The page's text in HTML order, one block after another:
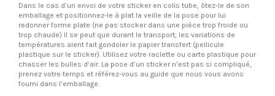
Dans le cas d’un envoi de votre sticker en colis tube, ôtez-le de son
emballage et positionnez-le à plat la veille de la pose pour lui
redonner forme plate (ne pas stocker dans une pièce trop froide ou
trop chaude) Il se peut que durant le transport, les variations de
températures aient fait gondoler le papier transfert (pellicule
plastique sur le sticker). Utilisez votre raclette ou carte plastique pour
chasser les bulles d’air. La pose d’un sticker n’est pas si compliqué,
prenez votre temps et référez-vous au guide que nous vous avons
fourni dans l’emballage.